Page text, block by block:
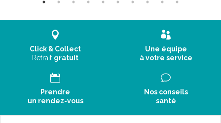
Click & Collect
Retrait gratuit
Une équipe
à votre service
Prendre
un rendez-vous
Nos conseils
santé